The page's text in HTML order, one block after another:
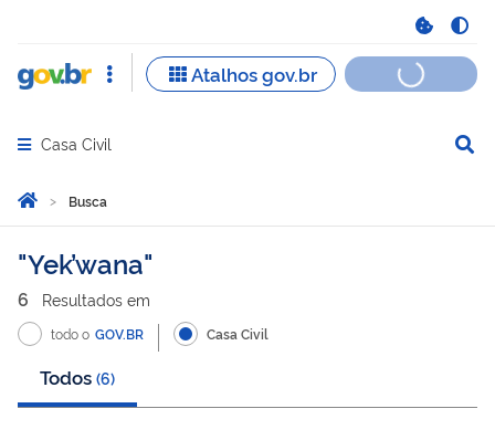
Abrir menu principal de navegação
Casa Civil
Você está aqui:
Página Inicial
Busca
Busca
Yek’wana
6 Resultados em
todo o GOV.BR Casa Civil
Todos (6)